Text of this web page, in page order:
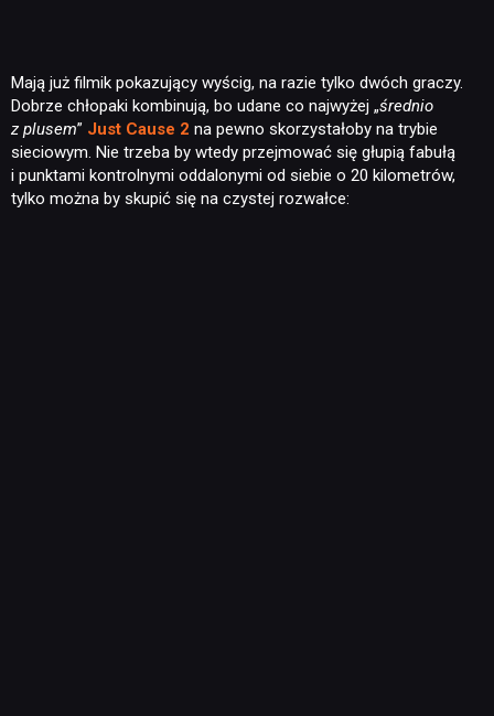
Mają już filmik pokazujący wyścig, na razie tylko dwóch graczy.
Dobrze chłopaki kombinują, bo udane co najwyżej „średnio
z plusem” Just Cause 2 na pewno skorzystałoby na trybie
sieciowym. Nie trzeba by wtedy przejmować się głupią fabułą
i punktami kontrolnymi oddalonymi od siebie o 20 kilometrów,
tylko można by skupić się na czystej rozwałce: